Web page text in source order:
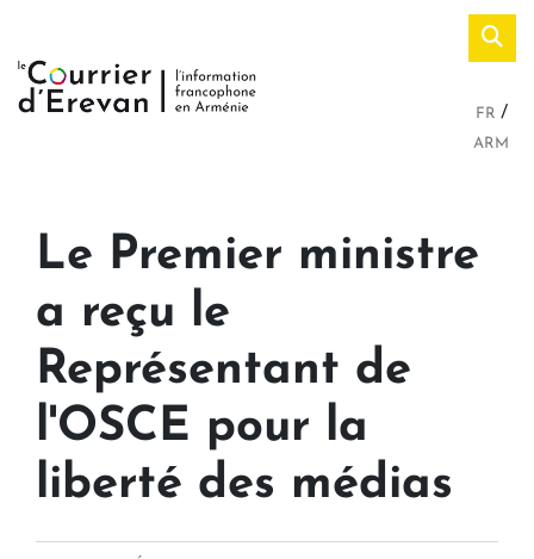
FR
ARM
Le Premier ministre
a reçu le
Représentant de
l'OSCE pour la
liberté des médias